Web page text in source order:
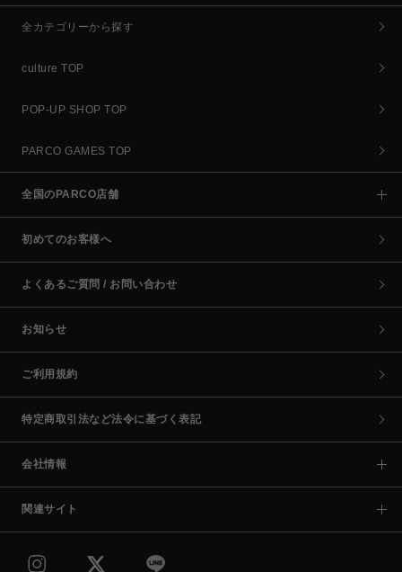
全カテゴリーから探す
culture TOP
POP-UP SHOP TOP
PARCO GAMES TOP
全国のPARCO店舗
初めてのお客様へ
よくあるご質問 / お問い合わせ
お知らせ
ご利用規約
特定商取引法など法令に基づく表記
会社情報
関連サイト